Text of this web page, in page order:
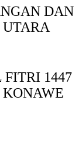
DAN
1447